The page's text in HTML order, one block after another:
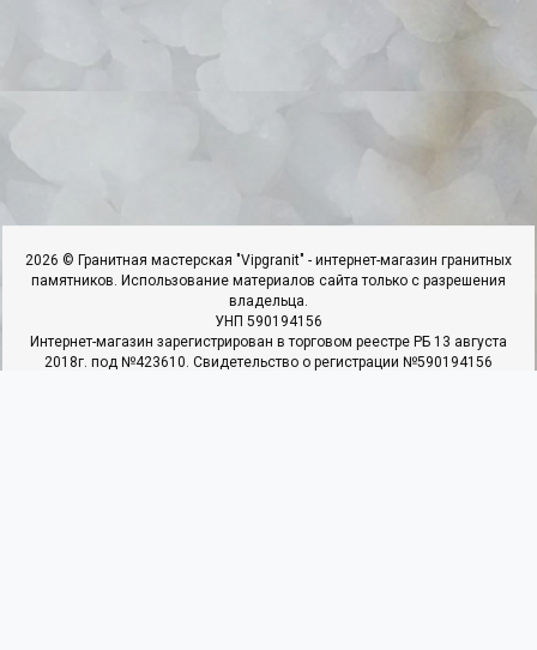
2026 © Гранитная мастерская "Vipgranit" - интернет-магазин гранитных
памятников. Использование материалов сайта только с разрешения
владельца.
УНП 590194156
Интернет-магазин зарегистрирован в торговом реестре РБ 13 августа
2018г. под №423610. Свидетельство о регистрации №590194156